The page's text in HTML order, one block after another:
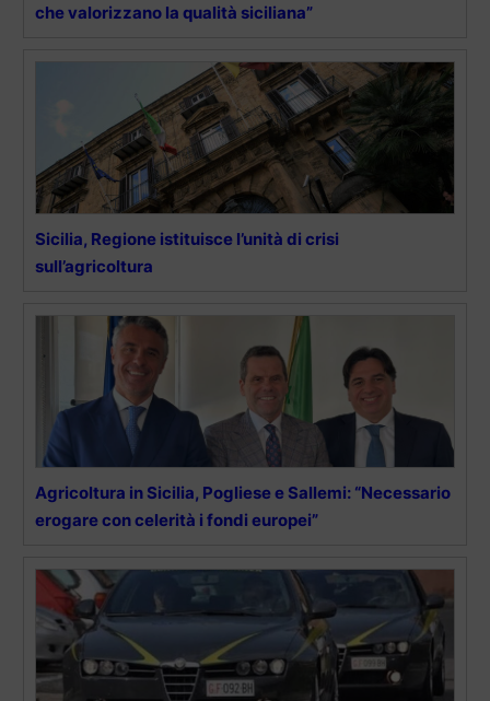
che valorizzano la qualità siciliana”
Sicilia, Regione istituisce l’unità di crisi
sull’agricoltura
Agricoltura in Sicilia, Pogliese e Sallemi: “Necessario
erogare con celerità i fondi europei”